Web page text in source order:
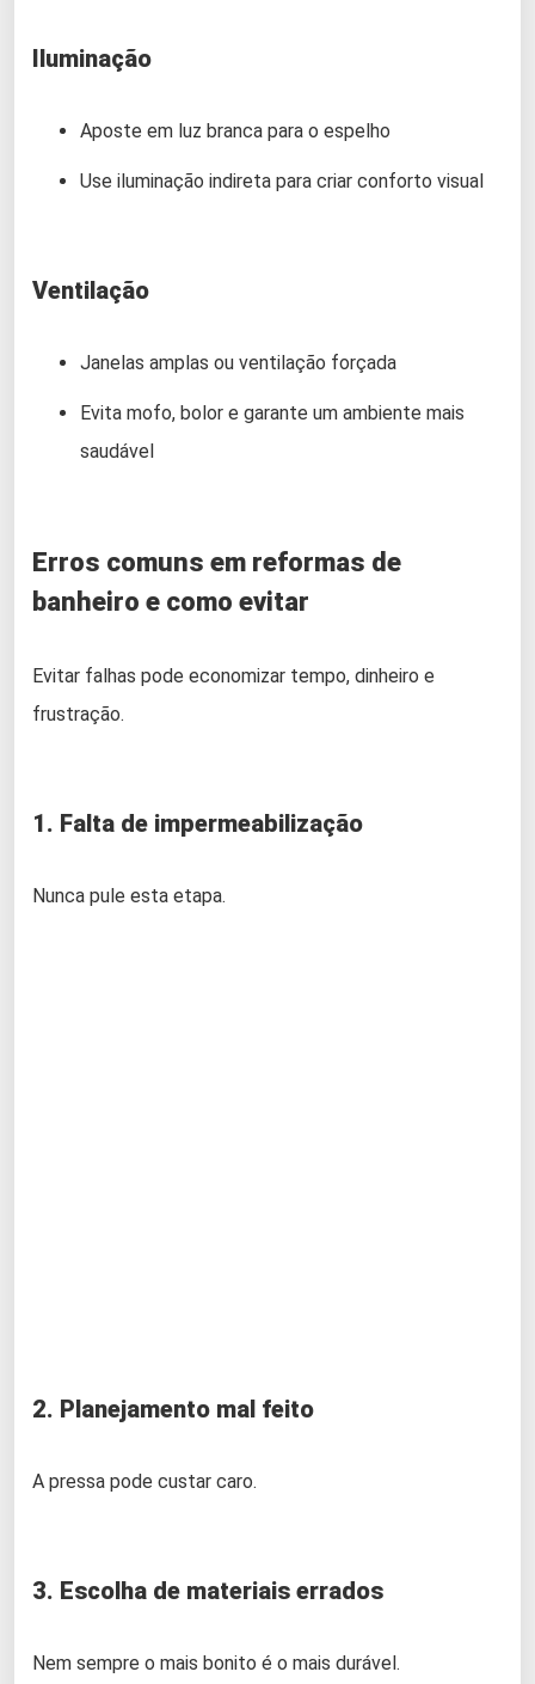
Iluminação
Aposte em luz branca para o espelho
Use iluminação indireta para criar conforto visual
Ventilação
Janelas amplas ou ventilação forçada
Evita mofo, bolor e garante um ambiente mais
saudável
Erros comuns em reformas de
banheiro e como evitar
Evitar falhas pode economizar tempo, dinheiro e
frustração.
1. Falta de impermeabilização
Nunca pule esta etapa.
2. Planejamento mal feito
A pressa pode custar caro.
3. Escolha de materiais errados
Nem sempre o mais bonito é o mais durável.